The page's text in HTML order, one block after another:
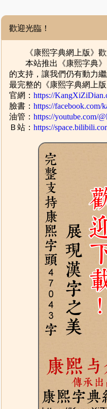
歡迎光臨！
《康熙字典網上版》歡
本站推出《康熙字典》
的支持，讓我們仍有動力
最完整的《康熙字典網上版
官網：https://
臉書：https://facebook.com/
油管：https://youtube.com/
Ｂ站：https://